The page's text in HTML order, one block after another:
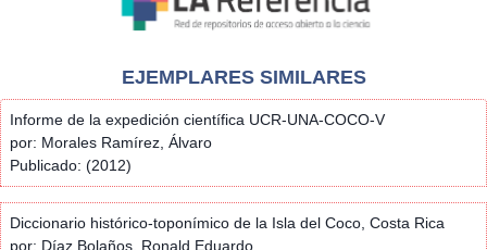
EJEMPLARES SIMILARES
Informe de la expedición científica UCR-UNA-COCO-V
por: Morales Ramírez, Álvaro
Publicado: (2012)
Diccionario histórico-toponímico de la Isla del Coco, Costa Rica
por: Díaz Bolaños, Ronald Eduardo